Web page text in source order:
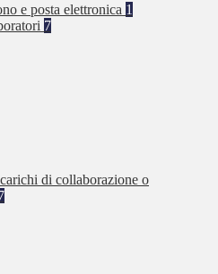
e posta elettronica 1
7
di collaborazione o